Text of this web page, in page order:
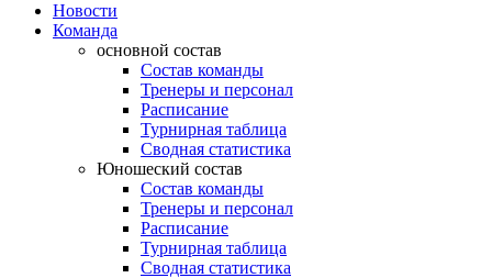
Новости
Команда
основной состав
Состав команды
Тренеры и персонал
Расписание
Турнирная таблица
Сводная статистика
Юношеский состав
Состав команды
Тренеры и персонал
Расписание
Турнирная таблица
Сводная статистика